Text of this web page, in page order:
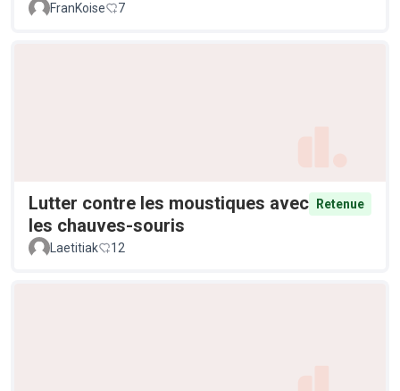
FranKoise 7
Lutter contre les moustiques avec
les chauves-souris
Retenue
Laetitiak 12